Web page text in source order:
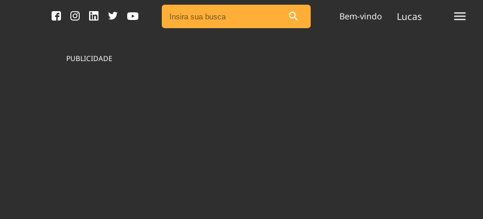
Ver todas as notícias
Bem-vindo Lucas
PUBLICIDADE